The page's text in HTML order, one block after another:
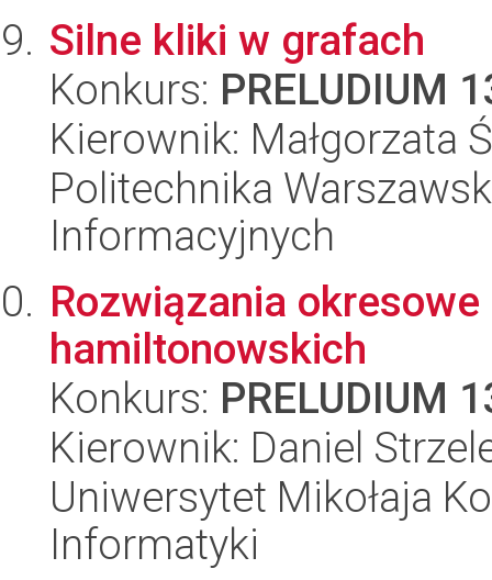
Silne kliki w grafach
Konkurs: PRELUDIUM
Kierownik: Małgorzata
Politechnika
Informacyjnych
Rozwiązania
hamiltonowskich
Konkurs: PRELUDIUM
Kierownik: Daniel
Uniwersytet Mikołaja
Informatyki